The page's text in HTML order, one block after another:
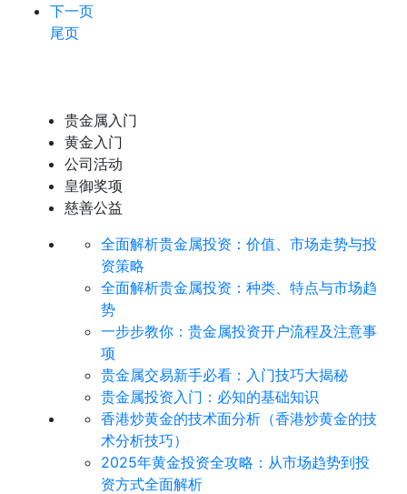
下一页
尾页
贵金属入门
黄金入门
公司活动
皇御奖项
慈善公益
全面解析贵金属投资：价值、市场走势与投
资策略
全面解析贵金属投资：种类、特点与市场趋
势
​一步步教你：贵金属投资开户流程及注意事
项
贵金属交易新手必看：入门技巧大揭秘
贵金属投资入门：必知的基础知识
香港炒黄金的技术面分析（香港炒黄金的技
术分析技巧）
2025年黄金投资全攻略：从市场趋势到投
资方式全面解析